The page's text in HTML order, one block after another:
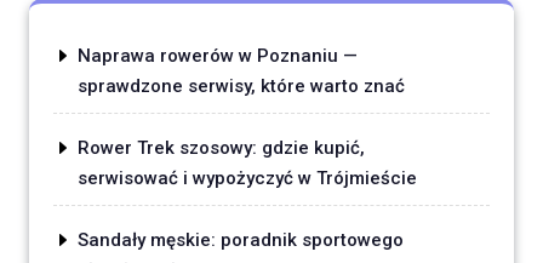
Naprawa rowerów w Poznaniu —
sprawdzone serwisy, które warto znać
Rower Trek szosowy: gdzie kupić,
serwisować i wypożyczyć w Trójmieście
Sandały męskie: poradnik sportowego